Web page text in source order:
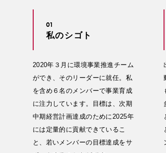
01
私のシゴト
2020年３月に環境事業推進チーム
ができ、そのリーダーに就任。私
を含め６名のメンバーで事業育成
に注力しています。目標は、次期
中期経営計画達成のために2025年
には定量的に貢献できているこ
と、若いメンバーの目標達成をサ